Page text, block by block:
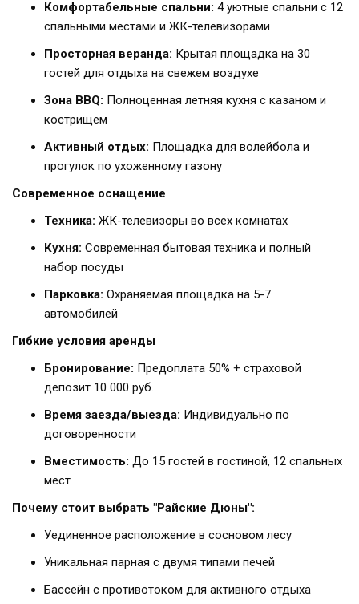
Комфортабельные спальни: 4 уютные спальни с 12
спальными местами и ЖК-телевизорами
Просторная веранда: Крытая площадка на 30
гостей для отдыха на свежем воздухе
Зона BBQ: Полноценная летняя кухня с казаном и
кострищем
Активный отдых: Площадка для волейбола и
прогулок по ухоженному газону
Современное оснащение
Техника: ЖК-телевизоры во всех комнатах
Кухня: Современная бытовая техника и полный
набор посуды
Парковка: Охраняемая площадка на 5-7
автомобилей
Гибкие условия аренды
Бронирование: Предоплата 50% + страховой
депозит 10 000 руб.
Время заезда/выезда: Индивидуально по
договоренности
Вместимость: До 15 гостей в гостиной, 12 спальных
мест
Почему стоит выбрать "Райские Дюны":
Уединенное расположение в сосновом лесу
Уникальная парная с двумя типами печей
Бассейн с противотоком для активного отдыха